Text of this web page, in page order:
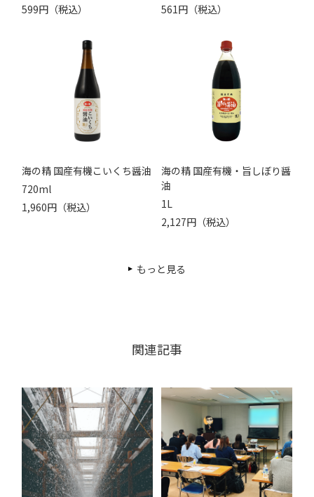
599円（税込）
561円（税込）
海の精 国産有機こいくち醤油
720ml
1,960円（税込）
海の精 国産有機・旨しぼり醤
油
1L
2,127円（税込）
もっと見る
関連記事